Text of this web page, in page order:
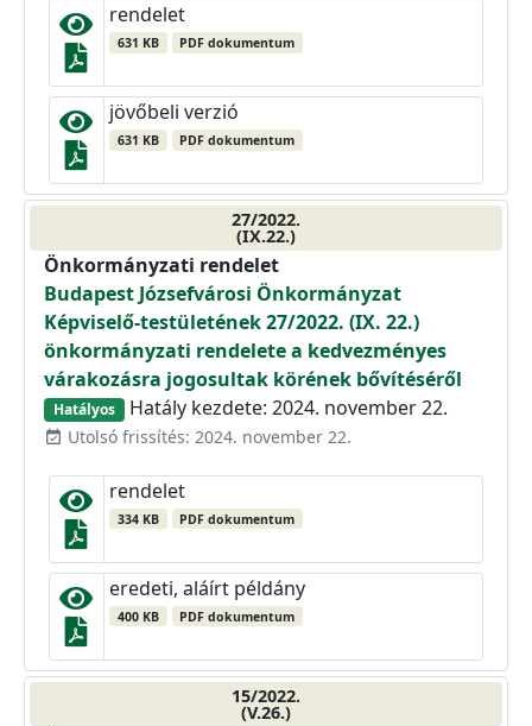
rendelet
631 KB PDF dokumentum
jövőbeli verzió
631 KB PDF dokumentum
27/2022.
(IX.22.)
Önkormányzati rendelet
Budapest Józsefvárosi Önkormányzat
Képviselő-testületének 27/2022. (IX. 22.)
önkormányzati rendelete a kedvezményes
várakozásra jogosultak körének bővítéséről
Hatályos Hatály kezdete: 2024. november 22.
event_available Utolsó frissítés: 2024. november 22.
rendelet
334 KB PDF dokumentum
eredeti, aláírt példány
400 KB PDF dokumentum
15/2022.
(V.26.)